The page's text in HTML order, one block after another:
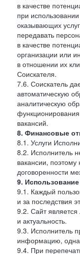
в качестве
при
оказывающих
передавать
в качестве
организации или
в отношении их
Соискателя.
7.6. Соискатель
автоматическую
аналитическую
вакансий.
8. Финансовые
8.1. Услуги
8.2. Исполнитель
вакансии,
договоренности
9.
9.1. Каждый
и за последствия
9.2. Сайт
и актуальность.
9.3. Исполнитель
информацию,
9.4. При